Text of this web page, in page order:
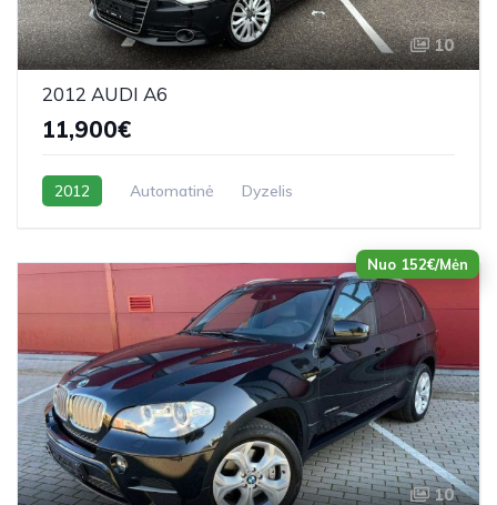
10
2012 AUDI A6
11,900€
2012 Automatinė Dyzelis
Nuo 152€/Mėn
10